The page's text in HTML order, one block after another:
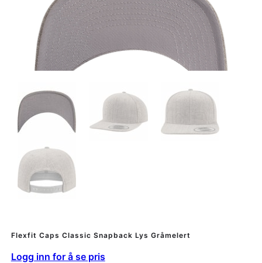
Flexfit Caps Classic Snapback Lys Gråmelert
Logg inn for å se pris